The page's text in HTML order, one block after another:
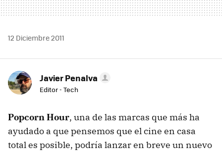
12 Diciembre 2011
Javier Penalva
Editor - Tech
Popcorn Hour, una de las marcas que más ha
ayudado a que pensemos que el cine en casa
total es posible, podría lanzar en breve un nuevo